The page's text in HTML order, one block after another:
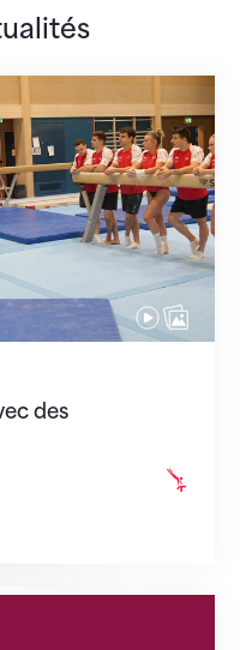
des
objectifs clairs
dès le 1er août